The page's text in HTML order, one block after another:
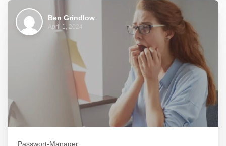
Ben Grindlow
April 1, 2024
Passwort-Manager